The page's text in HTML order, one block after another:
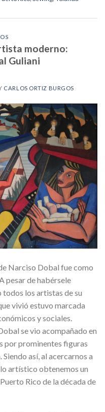
moderno:
Guliani
CARLOS ORTIZ BURGOS
Narciso Dobal fue como
pesar de habérsele
los artistas de su
vivió estuvo marcada
y sociales.
se vio acompañado en
por prominentes figuras
así, al acercarnos a
artístico obtenemos un
Rico de la década de